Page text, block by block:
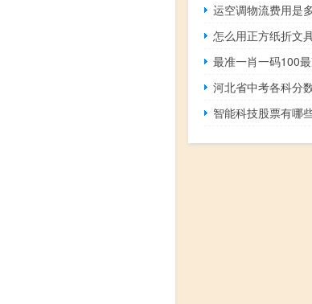
运空调物流费用是
怎么用正方纸折文
智能科技股票有哪